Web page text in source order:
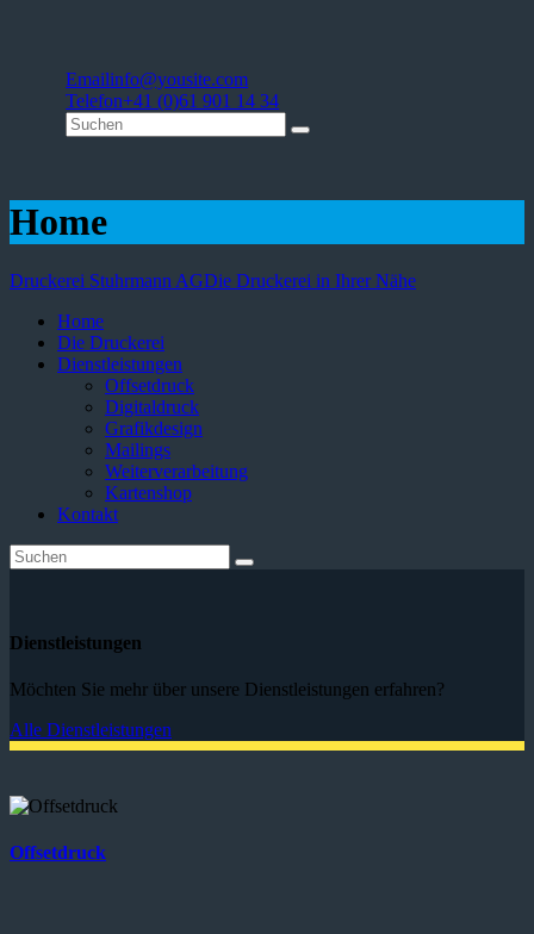
Emailinfo@yousite.com
Telefon+41 (0)61 901 14 34
Home
Druckerei Stuhrmann AGDie Druckerei in Ihrer Nähe
Home
Die Druckerei
Dienstleistungen
Offsetdruck
Digitaldruck
Grafikdesign
Mailings
Weiterverarbeitung
Kartenshop
Kontakt
Dienstleistungen
Möchten Sie mehr über unsere Dienstleistungen erfahren?
Alle Dienstleistungen
Offsetdruck